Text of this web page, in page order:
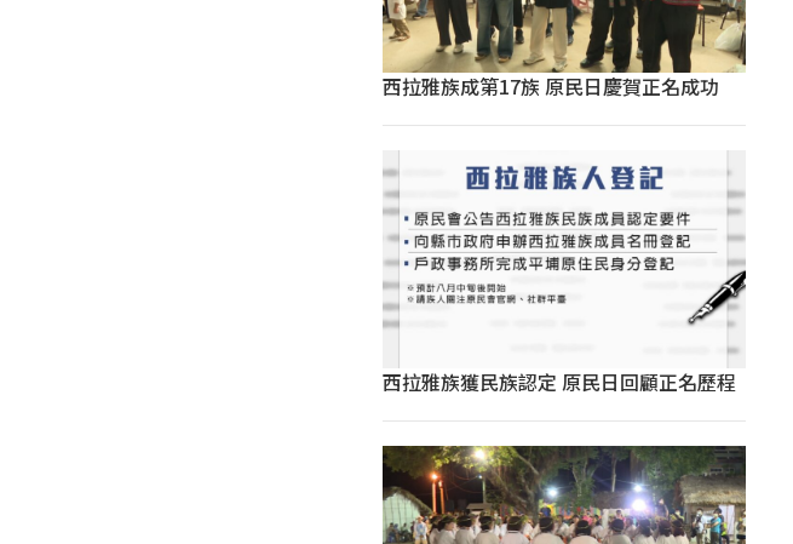
西拉雅族成第17族 原民日慶賀正名成功
西拉雅族獲民族認定 原民日回顧正名歷程